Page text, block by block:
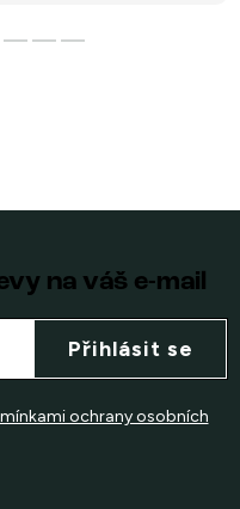
na váš e-mail
ochrany osobních
Přihlásit se